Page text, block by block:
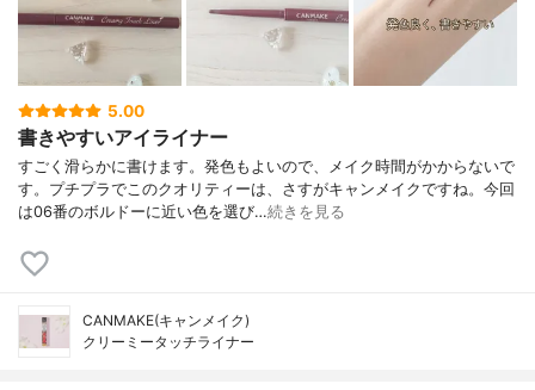
5.00
書きやすいアイライナー
すごく滑らかに書けます。発色もよいので、メイク時間がかからないで
す。プチプラでこのクオリティーは、さすがキャンメイクですね。今回
は06番のボルドーに近い色を選び…続きを見る
CANMAKE(キャンメイク)
クリーミータッチライナー